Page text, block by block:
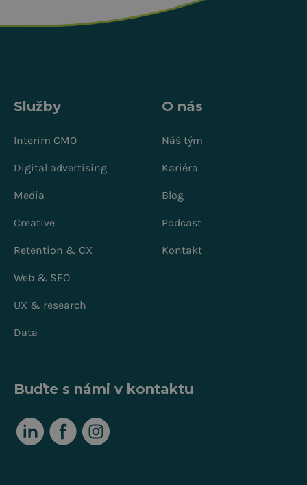
Služby
Interim CMO
Digital advertising
Media
Creative
Retention & CX
Web & SEO
UX & research
Data
O nás
Náš tým
Kariéra
Blog
Podcast
Kontakt
Buďte s námi v kontaktu